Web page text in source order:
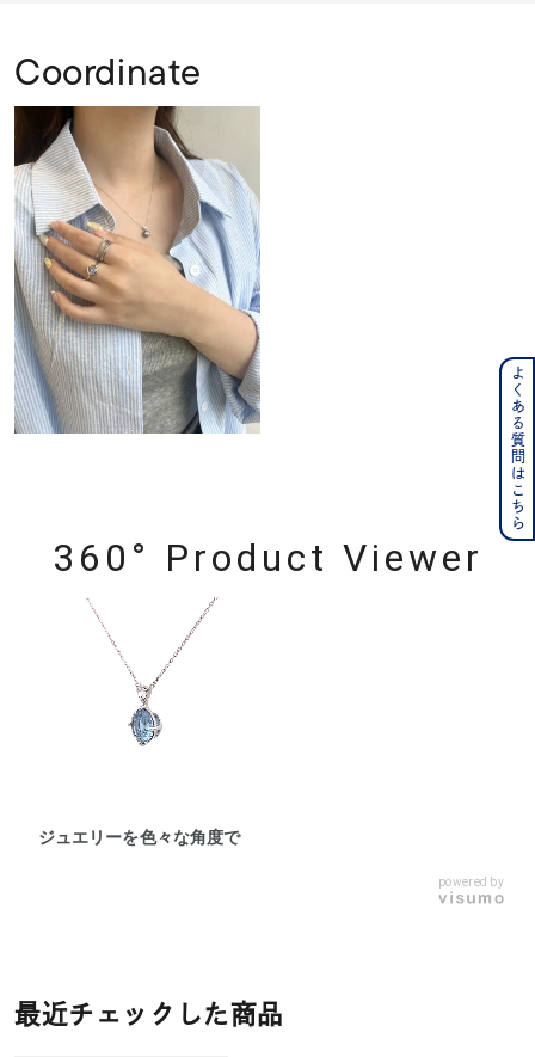
Coordinate
360° Product Viewer
ジュエリーを色々な角度で
powered by
最近チェックした商品
よくある質問はこちら